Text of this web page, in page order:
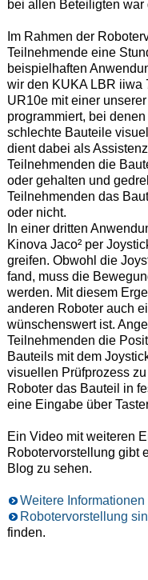
bei allen Beteiligten war
Im Rahmen der
Teilnehmende eine
beispielhaften
wir den KUKA LBR iiwa
UR10e mit einer
programmiert, bei
schlechte Bauteile
dient dabei als
Teilnehmenden die
oder gehalten und
Teilnehmenden das
oder nicht.
In einer dritten
Kinova Jaco² per
greifen. Obwohl die
fand, muss die
werden. Mit diesem
anderen Roboter auch
wünschenswert ist.
Teilnehmenden die
Bauteils mit dem
visuellen Prüfprozess
Roboter das Bauteil in
eine Eingabe über
Ein Video mit weiteren
Robotervorstellung gibt
Blog zu sehen.
Weitere Informationen
Robotervorstellung
finden.